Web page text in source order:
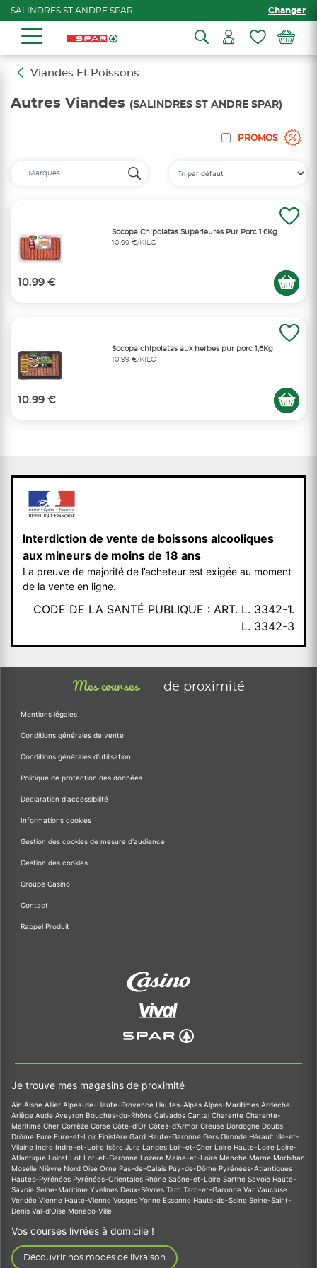
SALINDRES ST ANDRE SPAR Changer
Viandes Et Poissons
Autres Viandes (SALINDRES ST ANDRE SPAR)
PROMOS
Socopa Chipolatas Supérieures Pur Porc 1.6Kg
10,99 €/KILO
10.99 €
Socopa chipolatas aux herbes pur porc 1,6Kg
10,99 €/KILO
10.99 €
Interdiction de vente de boissons alcooliques
aux mineurs de moins de 18 ans
La preuve de majorité de l’acheteur est exigée au moment
de la vente en ligne.
CODE DE LA SANTÉ PUBLIQUE : ART. L. 3342-1.
L. 3342-3
Mes courses de proximité
Mentions légales
Conditions générales de vente
Conditions générales d'utilisation
Politique de protection des données
Déclaration d'accessibilité
Informations cookies
Gestion des cookies de mesure d'audience
Gestion des cookies
Groupe Casino
Contact
Rappel Produit
Je trouve mes magasins de proximité
Ain Aisne Allier Alpes-de-Haute-Provence Hautes-Alpes Alpes-Maritimes Ardèche
Ariège Aude Aveyron Bouches-du-Rhône Calvados Cantal Charente Charente-
Maritime Cher Corrèze Corse Côte-d'Or Côtes-d'Armor Creuse Dordogne Doubs
Drôme Eure Eure-et-Loir Finistère Gard Haute-Garonne Gers Gironde Hérault Ille-et-
Vilaine Indre Indre-et-Loire Isère Jura Landes Loir-et-Cher Loire Haute-Loire Loire-
Atlantique Loiret Lot Lot-et-Garonne Lozère Maine-et-Loire Manche Marne Morbihan
Moselle Nièvre Nord Oise Orne Pas-de-Calais Puy-de-Dôme Pyrénées-Atlantiques
Hautes-Pyrénées Pyrénées-Orientales Rhône Saône-et-Loire Sarthe Savoie Haute-
Savoie Seine-Maritime Yvelines Deux-Sèvres Tarn Tarn-et-Garonne Var Vaucluse
Vendée Vienne Haute-Vienne Vosges Yonne Essonne Hauts-de-Seine Seine-Saint-
Denis Val-d'Oise Monaco-Ville
Vos courses livrées à domicile !
Découvrir nos modes de livraison